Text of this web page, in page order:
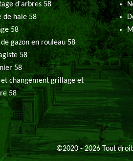
d'arbres 58
de haie 58
58
de gazon en rouleau 58
58
58
et changement grillage et
58
©2020 - 2026 Tout